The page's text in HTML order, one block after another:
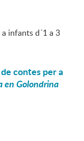
infants d´1 a 3
contes per a
en Golondrina